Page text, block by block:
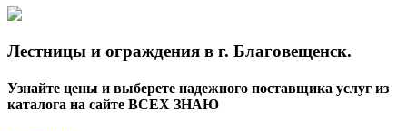
Лестницы и ограждения в г. Благовещенск.
Узнайте цены и выберете надежного поставщика услуг из
каталога на сайте ВСЕХ ЗНАЮ